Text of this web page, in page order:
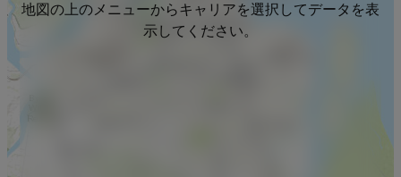
地図の上のメニューからキャリアを選択してデータを表
示してください。